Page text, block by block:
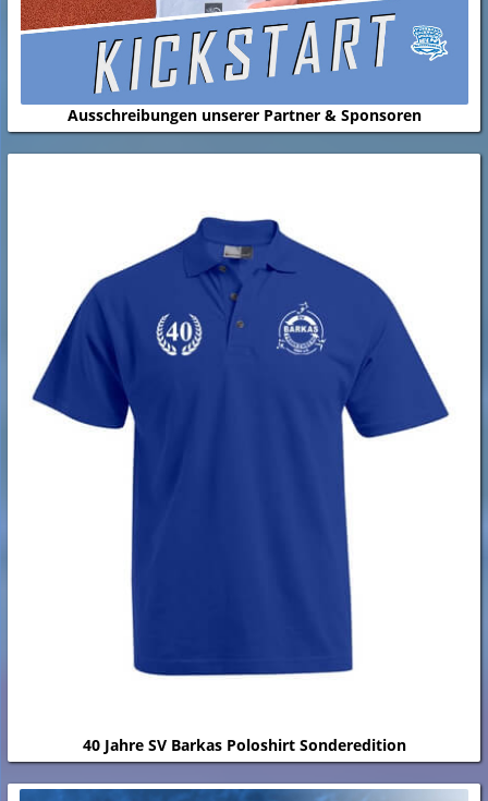
Ausschreibungen unserer Partner & Sponsoren
40 Jahre SV Barkas Poloshirt Sonderedition